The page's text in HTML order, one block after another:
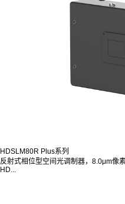
HDSLM80R Plus系列
反射式相位型空间光调制器，8.0μm像
HD...